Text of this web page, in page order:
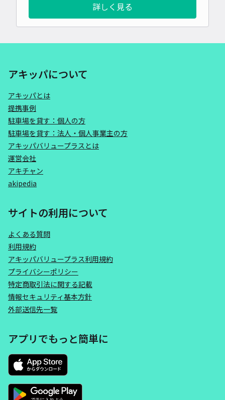
詳しく見る
アキッパについて
アキッパとは
提携事例
駐車場を貸す：個人の方
駐車場を貸す：法人・個人事業主の方
アキッパバリュープラスとは
運営会社
アキチャン
akipedia
サイトの利用について
よくある質問
利用規約
アキッパバリュープラス利用規約
プライバシーポリシー
特定商取引法に関する記載
情報セキュリティ基本方針
外部送信先一覧
アプリでもっと簡単に